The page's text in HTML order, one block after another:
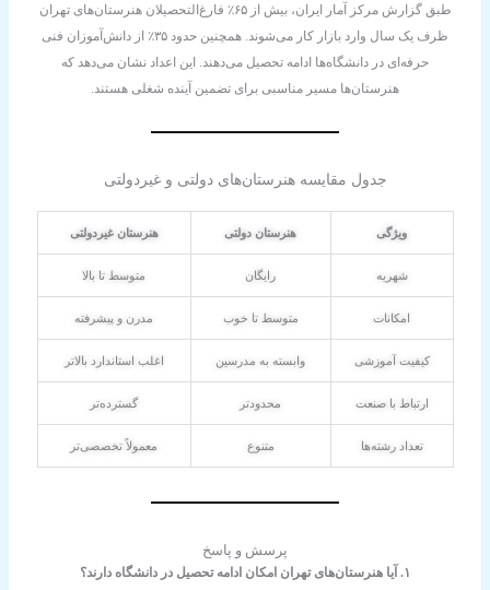
طبق گزارش مرکز آمار ایران، بیش از ۶۵٪ فارغ‌التحصیلان هنرستان‌های تهران
ظرف یک سال وارد بازار کار می‌شوند. همچنین حدود ۳۵٪ از دانش‌آموزان فنی
حرفه‌ای در دانشگاه‌ها ادامه تحصیل می‌دهند. این اعداد نشان می‌دهد که
هنرستان‌ها مسیر مناسبی برای تضمین آینده شغلی هستند.
جدول مقایسه هنرستان‌های دولتی و غیردولتی
ویژگی هنرستان دولتی هنرستان غیردولتی
شهریه رایگان متوسط تا بالا
امکانات متوسط تا خوب مدرن و پیشرفته
کیفیت آموزشی وابسته به مدرسین اغلب استاندارد بالاتر
ارتباط با صنعت محدودتر گسترده‌تر
تعداد رشته‌ها متنوع معمولاً تخصصی‌تر
پرسش و پاسخ
۱. آیا هنرستان‌های تهران امکان ادامه تحصیل در دانشگاه دارند؟